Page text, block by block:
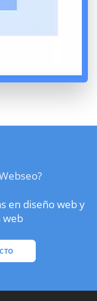
en diseño web y
web